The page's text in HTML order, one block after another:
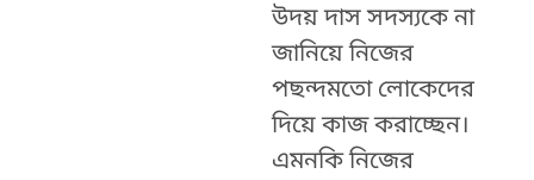
উদয় দাস সদস্যকে না
জানিয়ে নিজের
পছন্দমতো লোকেদের
দিয়ে কাজ করাচ্ছেন।
এমনকি নিজের